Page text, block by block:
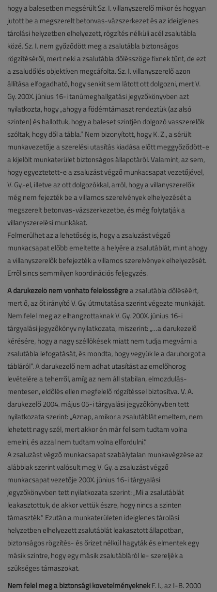
hogy a balesetben megsérült Sz. I. villanyszerelő mikor és hogyan
jutott be a megszerelt betonvas-vázszerkezet és az ideiglenes
tárolási helyzetben elhelyezett, rögzítés nélküli acél zsalutábla
közé. Sz. I. nem győződött meg a zsalutábla biztonságos
rögzítéséről, mert neki a zsalutábla dőlésszöge fixnek tűnt, de ezt
a zsaludőlés objektíven megcáfolta. Sz. I. villanyszerelő azon
állítása elfogadható, hogy senkit sem látott ott dolgozni, mert V.
Gy. 200X. június 16-i tanúmeghallgatási jegyzőkönyvben azt
nyilatkozta, hogy „ahogy a födémtámaszt rendeztük (az alsó
szinten) és hallottuk, hogy a baleset szintjén dolgozó vasszerelők
szóltak, hogy dől a tábla.” Nem bizonyított, hogy K. Z., a sérült
munkavezetője a szerelési utasítás kiadása előtt meggyőződött-e
a kijelölt munkaterület biztonságos állapotáról. Valamint, az sem,
hogy egyeztetett-e a zsaluzást végző munkacsapat vezetőjével,
V. Gy.-el, illetve az ott dolgozókkal, arról, hogy a villanyszerelők
még nem fejezték be a villamos szerelvények elhelyezését a
megszerelt betonvas-vázszerkezetbe, és még folytatják a
villanyszerelési munkákat.
Felmerülhet az a lehetőség is, hogy a zsaluzást végző
munkacsapat előbb emeltette a helyére a zsalutáblát, mint ahogy
a villanyszerelők befejezték a villamos szerelvények elhelyezését.
Erről sincs semmilyen koordinációs feljegyzés.
A darukezelő nem vonható felelősségrea zsalutábla dőléséért,
mert ő, az őt irányító V. Gy. útmutatása szerint végezte munkáját.
Nem felel meg az elhangzottaknak V. Gy. 200X. június 16-i
tárgyalási jegyzőkönyv nyilatkozata, miszerint: „…a darukezelő
kérésére, hogy a nagy széllökések miatt nem tudja megvárni a
zsalutábla lefogatását, és mondta, hogy vegyük le a daruhorgot a
tábláról”. A darukezelő nem adhat utasítást az emelőhorog
levételére a teherről, amíg az nem áll stabilan, elmozdulás-
mentesen, eldőlés ellen megfelelő rögzítéssel biztosítva. V. A.
darukezelő 2004. május 05-i tárgyalási jegyzőkönyvben tett
nyilatkozata szerint: „Aznap, amikor a zsalutáblát emeltem, nem
lehetett nagy szél, mert akkor én már fel sem tudtam volna
emelni, és azzal nem tudtam volna elfordulni.”
A zsaluzást végző munkacsapat szabálytalan munkavégzése az
alábbiak szerint valósult meg V. Gy. a zsaluzást végző
munkacsapat vezetője 200X. június 16-i tárgyalási
jegyzőkönyvben tett nyilatkozata szerint: „Mi a zsalutáblát
leakasztottuk, de akkor vettük észre, hogy nincs a szinten
támaszték.” Ezután a munkaterületen ideiglenes tárolási
helyzetben elhelyezett zsalutáblát leakasztott állapotban,
biztonságos rögzítés- és őrizet nélkül hagyták és elmentek egy
másik szintre, hogy egy másik zsalutábláról le- szereljék a
szükséges támaszokat.
Nem felel meg a biztonsági követelményeknekF. I., az I-B. 2000